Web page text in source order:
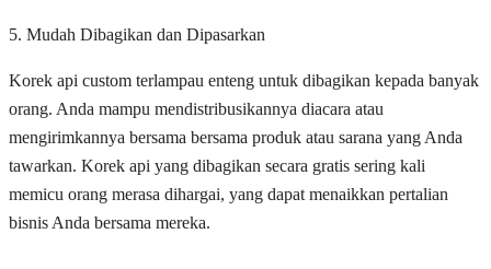
5. Mudah Dibagikan dan Dipasarkan
Korek api custom terlampau enteng untuk dibagikan kepada banyak
orang. Anda mampu mendistribusikannya diacara atau
mengirimkannya bersama bersama produk atau sarana yang Anda
tawarkan. Korek api yang dibagikan secara gratis sering kali
memicu orang merasa dihargai, yang dapat menaikkan pertalian
bisnis Anda bersama mereka.